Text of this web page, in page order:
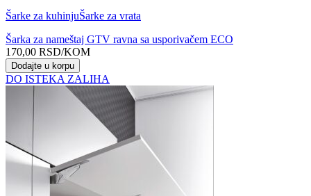
Šarke za kuhinjuŠarke za vrata
Šarka za nameštaj GTV ravna sa usporivačem ECO
170,00 RSD/KOM
Dodajte u korpu
DO ISTEKA ZALIHA